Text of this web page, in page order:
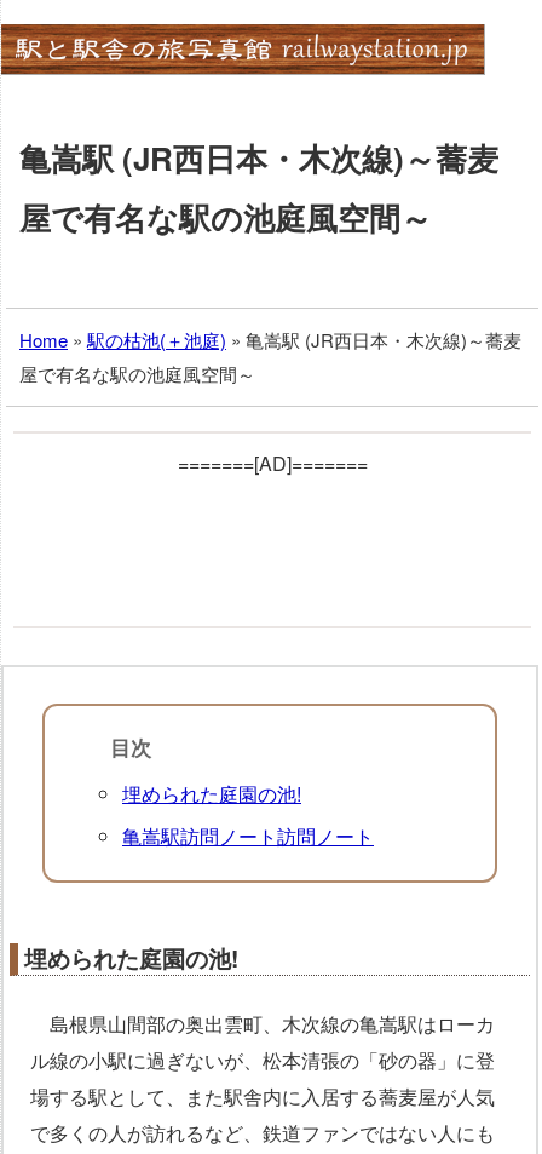
Skip
to
content
亀嵩駅 (JR西日本・木次線)～蕎麦
屋で有名な駅の池庭風空間～
Home » 駅の枯池(＋池庭) » 亀嵩駅 (JR西日本・木次線)～蕎麦
屋で有名な駅の池庭風空間～
=======[AD]=======
目次
埋められた庭園の池!
亀嵩駅訪問ノート訪問ノート
埋められた庭園の池!
島根県山間部の奥出雲町、木次線の亀嵩駅はローカ
ル線の小駅に過ぎないが、松本清張の「砂の器」に登
場する駅として、また駅舎内に入居する蕎麦屋が人気
で多くの人が訪れるなど、鉄道ファンではない人にも